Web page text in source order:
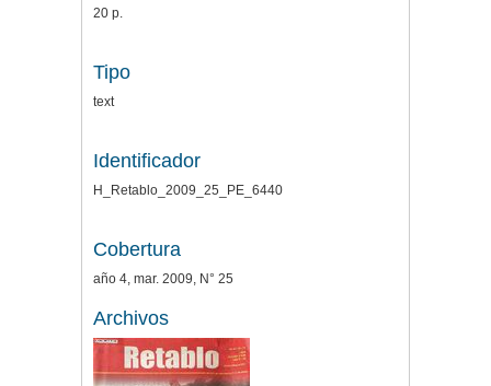
20 p.
Tipo
text
Identificador
H_Retablo_2009_25_PE_6440
Cobertura
año 4, mar. 2009, N° 25
Archivos